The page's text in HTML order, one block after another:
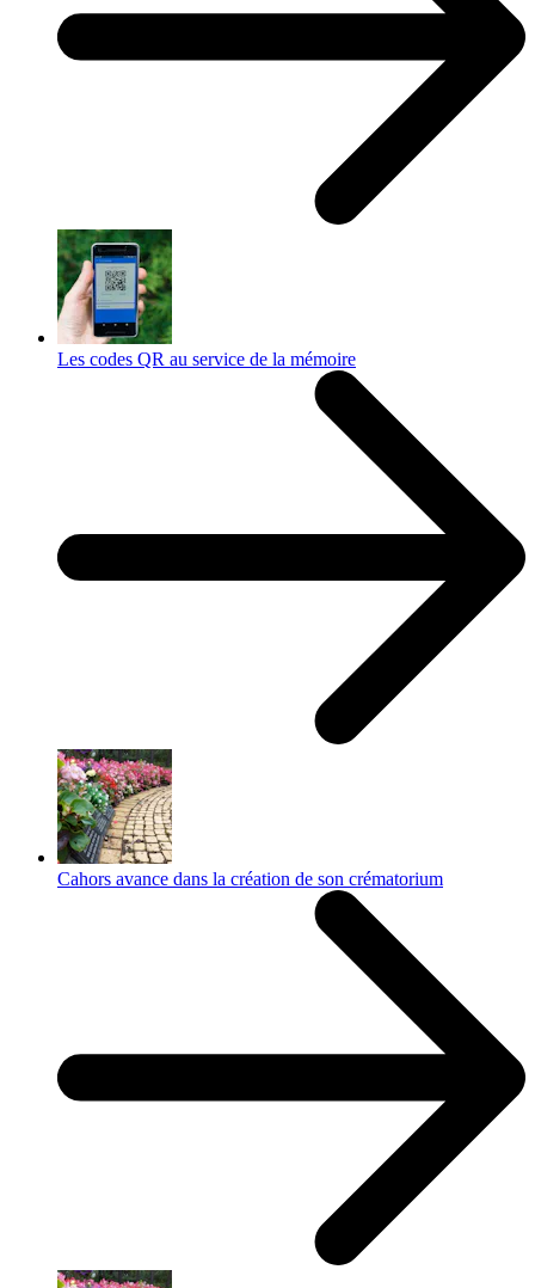
Les codes QR au service de la mémoire
Cahors avance dans la création de son crématorium